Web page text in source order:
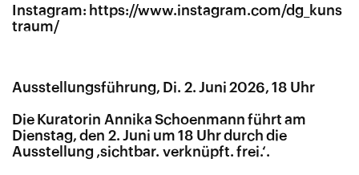
Instagram: https://​www​.instagram​.com/​d​g​_​k​u​n​s​
t​r​a​um/
Ausstellungsführung, Di. 2. Juni 2026, 18 Uhr
Die Kuratorin Annika Schoenmann führt am
Dienstag, den 2. Juni um 18 Uhr durch die
Ausstellung ‚sichtbar. verknüpft. frei.‘.